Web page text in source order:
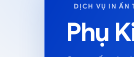
DỊCH VỤ IN ẤN
Phụ